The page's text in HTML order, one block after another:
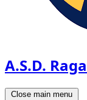
A.S.D.
Close main menu